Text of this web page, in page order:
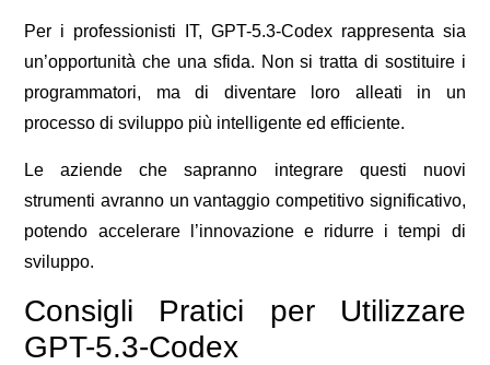
Per i professionisti IT, GPT-5.3-Codex rappresenta sia
un’opportunità che una sfida. Non si tratta di sostituire i
programmatori, ma di diventare loro alleati in un
processo di sviluppo più intelligente ed efficiente.
Le aziende che sapranno integrare questi nuovi
strumenti avranno un vantaggio competitivo significativo,
potendo accelerare l’innovazione e ridurre i tempi di
sviluppo.
Consigli Pratici per Utilizzare
GPT-5.3-Codex